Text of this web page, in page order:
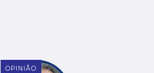
OPINIÃO